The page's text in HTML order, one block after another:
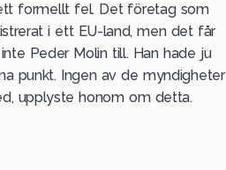
formellt fel. Det företag som
i ett EU-land, men det får
Peder Molin till. Han hade ju
punkt. Ingen av de myndigheter
upplyste honom om detta.